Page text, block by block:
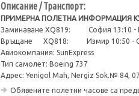
Описание / Транспорт:
ПРИМЕРНА ПОЛЕТНА ИНФОРМАЦИЯ
Заминаване XQ819: София 13:10 -
Връщане XQ818: Измир 10:50 -
Авиокомпания: SunExpress
Тип самолет: Boeing 737
Адрес: Yenigol Mah, Nergiz Sok.№ 84,
Обявените полетни часове са